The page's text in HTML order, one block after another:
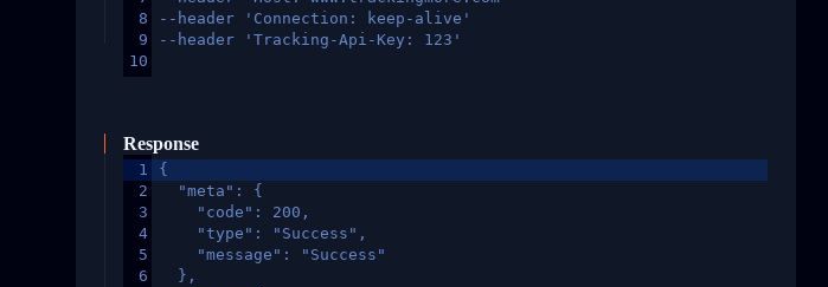
8
9
10
--header 'Connection: keep-alive'
--header 'Tracking-Api-Key: 123'
Response
1
2
3
4
5
6
{
  "meta": {
    "code": 200,
    "type": "Success",
    "message": "Success"
  },